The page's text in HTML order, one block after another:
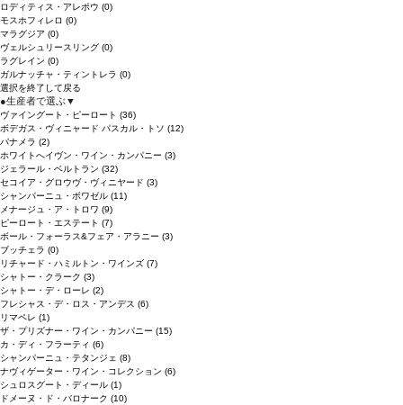
ロディティス・アレポウ (0)
モスホフィレロ (0)
マラグジア (0)
ヴェルシュリースリング (0)
ラグレイン (0)
ガルナッチャ・ティントレラ (0)
選択を終了して戻る
●生産者で選ぶ▼
ヴァイングート・ピーロート (36)
ボデガス・ヴィニャード パスカル・トソ (12)
パナメラ (2)
ホワイトへイヴン・ワイン・カンパニー (3)
ジェラール・ベルトラン (32)
セコイア・グロウヴ・ヴィニヤード (3)
シャンパーニュ・ボワゼル (11)
メナージュ・ア・トロワ (9)
ピーロート・エステート (7)
ボール・フォーラス&フェア・アラニー (3)
ブッチェラ (0)
リチャード・ハミルトン・ワインズ (7)
シャトー・クラーク (3)
シャトー・デ・ローレ (2)
フレシャス・デ・ロス・アンデス (6)
リマペレ (1)
ザ・プリズナー・ワイン・カンパニー (15)
カ・ディ・フラーティ (6)
シャンパーニュ・テタンジェ (8)
ナヴィゲーター・ワイン・コレクション (6)
シュロスグート・ディール (1)
ドメーヌ・ド・バロナーク (10)